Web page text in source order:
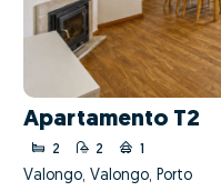
Apartamento T2
2 2 1
Valongo, Valongo, Porto